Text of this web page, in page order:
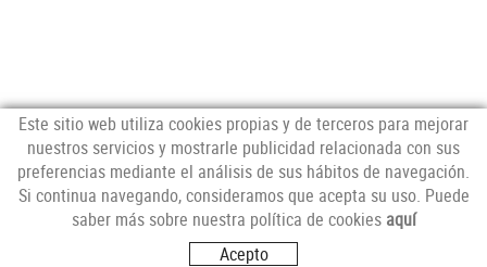
NEWSLETTER
Este sitio web utiliza cookies propias y de terceros para mejorar
nuestros servicios y mostrarle publicidad relacionada con sus
preferencias mediante el análisis de sus hábitos de navegación.
Si continua navegando, consideramos que acepta su uso. Puede
saber más sobre nuestra política de cookies aquí
Acepto